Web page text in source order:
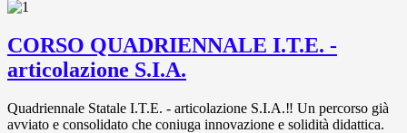
CORSO QUADRIENNALE I.T.E. -
articolazione S.I.A.
Quadriennale Statale I.T.E. - articolazione S.I.A.‼️ Un percorso già
avviato e consolidato che coniuga innovazione e solidità didattica.